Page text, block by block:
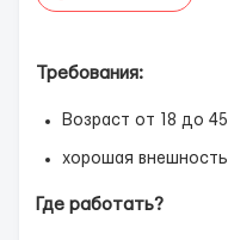
Требования:
Возраст от 18 до 45
хорошая внешность
Где работать?